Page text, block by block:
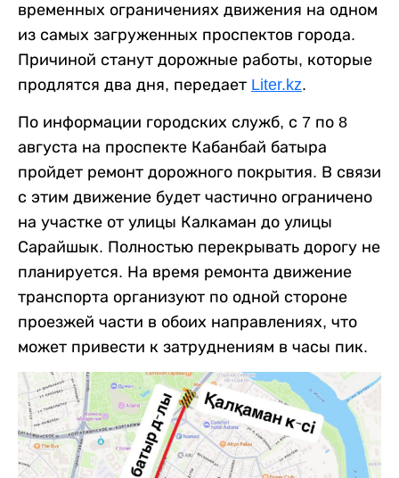
временных ограничениях движения на одном
из самых загруженных проспектов города.
Причиной станут дорожные работы, которые
продлятся два дня, передает Liter.kz.
По информации городских служб, с 7 по 8
августа на проспекте Кабанбай батыра
пройдет ремонт дорожного покрытия. В связи
с этим движение будет частично ограничено
на участке от улицы Калкаман до улицы
Сарайшык. Полностью перекрывать дорогу не
планируется. На время ремонта движение
транспорта организуют по одной стороне
проезжей части в обоих направлениях, что
может привести к затруднениям в часы пик.